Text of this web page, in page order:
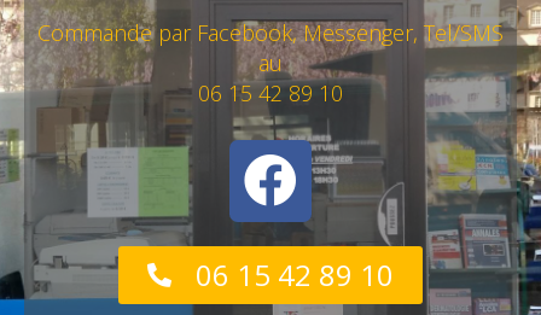
Commande par Facebook, Messenger, Tel/SMS
au
06 15 42 89 10
06 15 42 89 10